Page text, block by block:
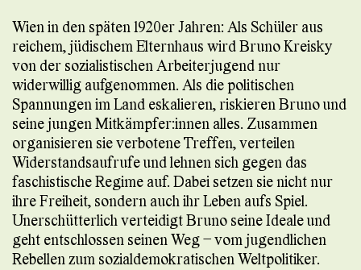
Wien in den späten 1920er Jahren: Als Schüler aus
reichem, jüdischem Elternhaus wird Bruno Kreisky
von der sozialistischen Arbeiterjugend nur
widerwillig aufgenommen. Als die politischen
Spannungen im Land eskalieren, riskieren Bruno und
seine jungen Mitkämpfer:innen alles. Zusammen
organisieren sie verbotene Treffen, verteilen
Widerstandsaufrufe und lehnen sich gegen das
faschistische Regime auf. Dabei setzen sie nicht nur
ihre Freiheit, sondern auch ihr Leben aufs Spiel.
Unerschütterlich verteidigt Bruno seine Ideale und
geht entschlossen seinen Weg – vom jugendlichen
Rebellen zum sozialdemokratischen Weltpolitiker.